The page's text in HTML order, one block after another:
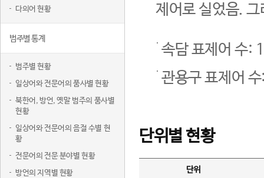
다의어 현황
범주별 통계
범주별 현황
일상어와 전문어의 품사별 현황
북한어, 방언, 옛말 범주의 품사별
현황
일상어와 전문어의 음절 수별 현
황
전문어의 전문 분야별 현황
방언의 지역별 현황
제어로 실었음.
속담 표제어 수:
관용구 표제어
단위별 현황
단위